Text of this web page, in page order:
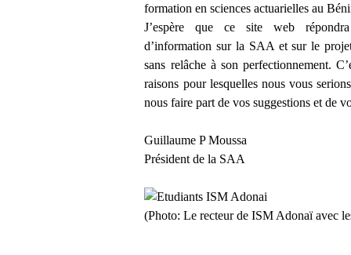
formation en sciences actuarielles au
J’espère que ce site web
d’information sur la SAA et sur le
sans relâche à son perfectionnement.
raisons pour lesquelles nous vous
nous faire part de vos suggestions et de
Guillaume P Moussa
Président de la SAA
(Photo: Le recteur de ISM Adonaï avec